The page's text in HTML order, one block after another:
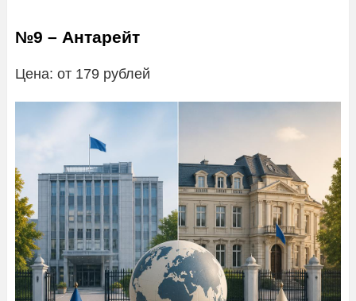
№9 – Антарейт
Цена: от 179 рублей